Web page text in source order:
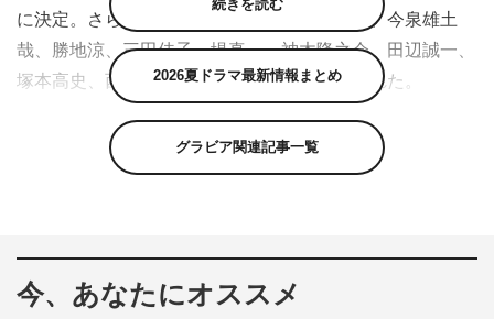
に決定。さらに、吉田羊、奥智哉、當真あみ、今泉雄土
哉、勝地涼、三田佳子、堤真一、神木隆之介、田辺誠一、
塚本高史、西田敏行、橋爪功の出演が解禁された。
『終りに見た街』は、テレビ脚本家の第一人者である山田
太一の原作で、戦争体験者の一人として厳しい体験を次世
そして、終戦80年を目前に、テレビ朝日開局65周年記念
続きを読む
2026夏ドラマ最新情報まとめ
グラビア関連記事一覧
今、あなたにオススメ